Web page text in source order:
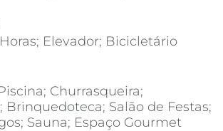
Elevador; Bicicletário
Churrasqueira;
Brinquedoteca; Salão de Festas;
Sauna; Espaço Gourmet